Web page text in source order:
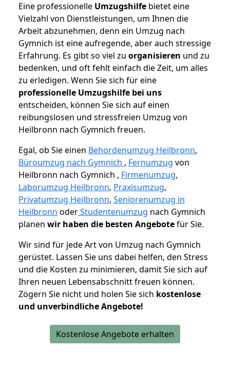
Eine professionelle Umzugshilfe bietet eine
Vielzahl von Dienstleistungen, um Ihnen die
Arbeit abzunehmen, denn ein Umzug nach
Gymnich ist eine aufregende, aber auch stressige
Erfahrung. Es gibt so viel zu organisieren und zu
bedenken, und oft fehlt einfach die Zeit, um alles
zu erledigen. Wenn Sie sich für eine
professionelle Umzugshilfe bei uns
entscheiden, können Sie sich auf einen
reibungslosen und stressfreien Umzug von
Heilbronn nach Gymnich freuen.
Egal, ob Sie einen Behördenumzug Heilbronn,
Büroumzug nach Gymnich , Fernumzug von
Heilbronn nach Gymnich , Firmenumzug,
Laborumzug Heilbronn, Praxisumzug,
Privatumzug Heilbronn, Seniorenumzug in
Heilbronn oderStudentenumzug nach Gymnich
planen wir haben die besten Angebotefür Sie.
Wir sind für jede Art von Umzug nach Gymnich
gerüstet. Lassen Sie uns dabei helfen, den Stress
und die Kosten zu minimieren, damit Sie sich auf
Ihren neuen Lebensabschnitt freuen können.
Zögern Sie nicht und holen Sie sich kostenlose
und unverbindliche Angebote!
Kostenlose Angebote erhalten